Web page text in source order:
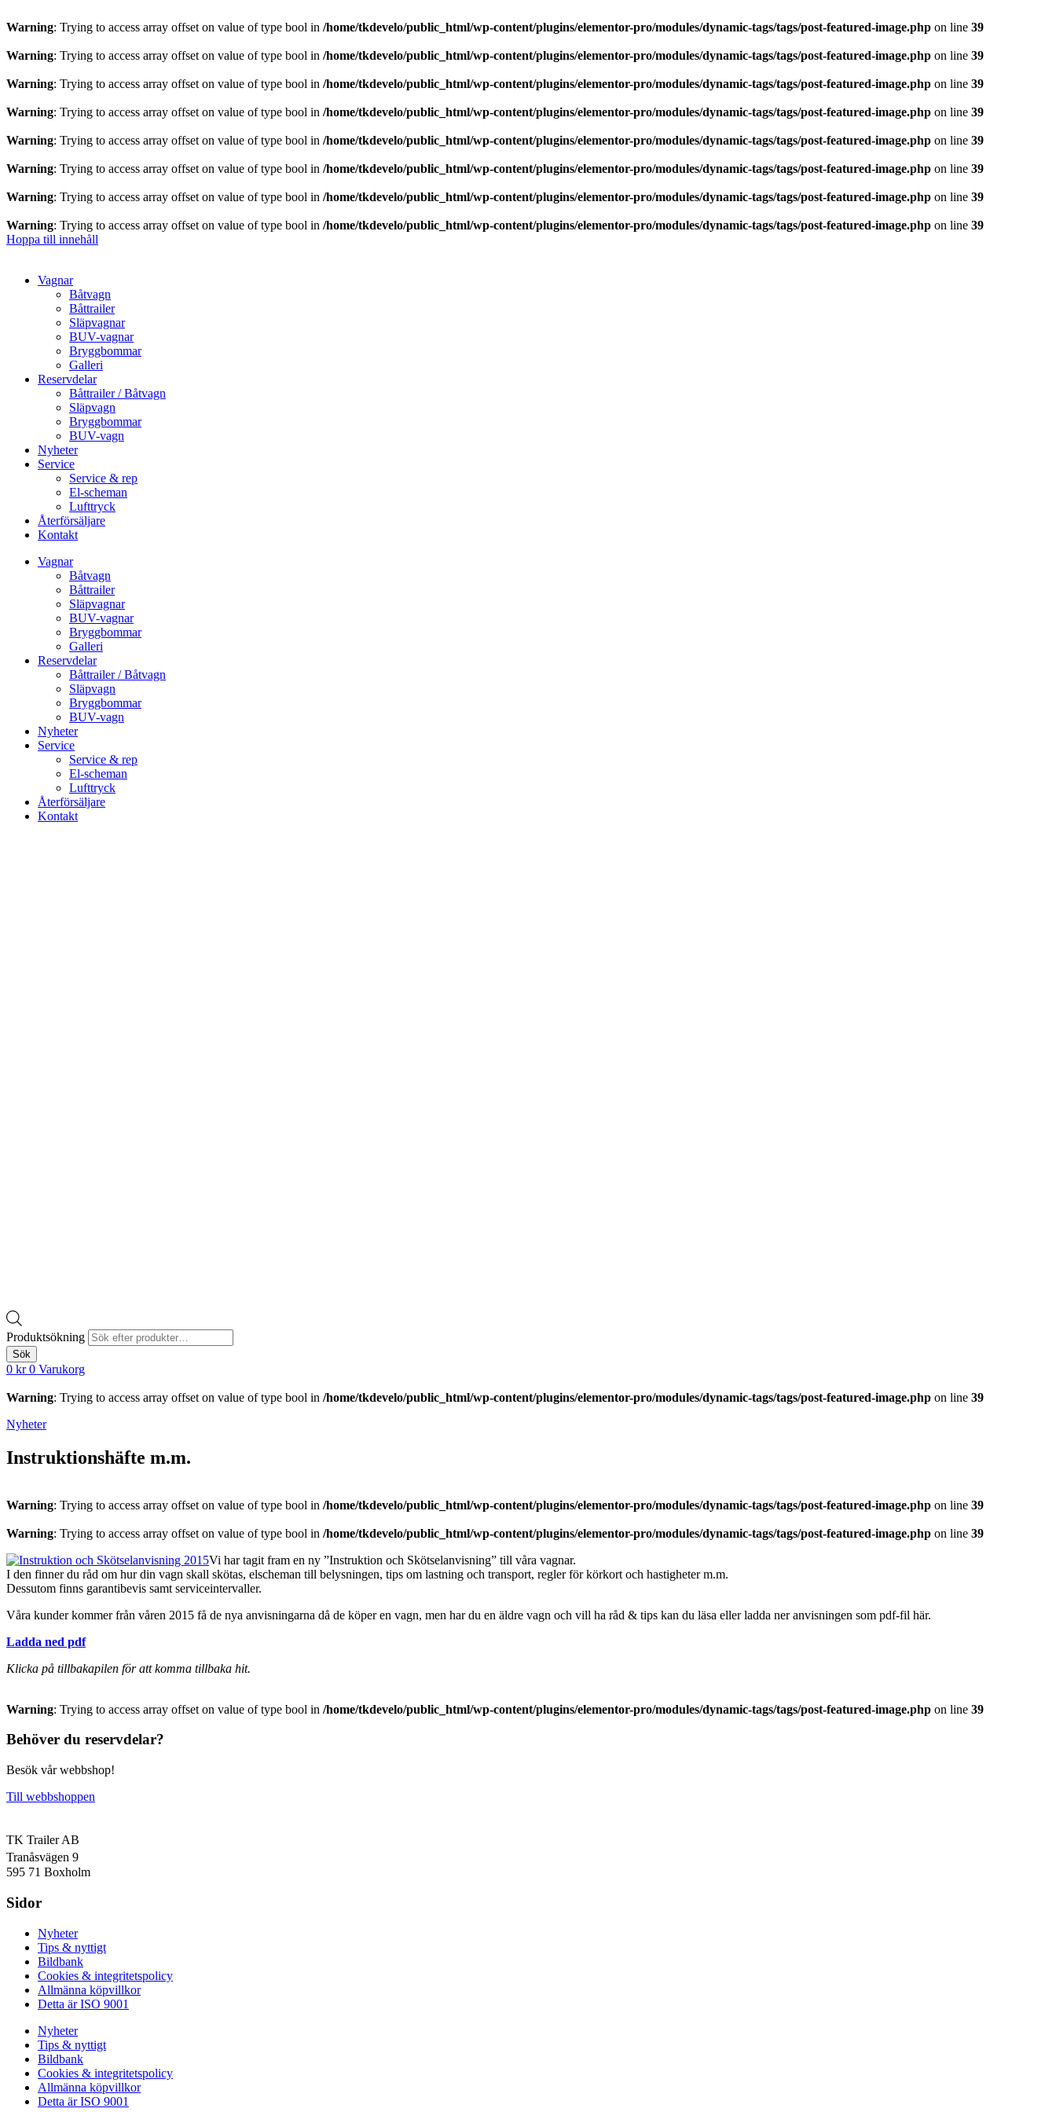
Warning: Trying to access array offset on value of type bool in /home/tkdevelo/public_html/wp-content/plugins/elementor-pro/modules/dynamic-tags/tags/post-featured-image.php on line 39
Warning: Trying to access array offset on value of type bool in /home/tkdevelo/public_html/wp-content/plugins/elementor-pro/modules/dynamic-tags/tags/post-featured-image.php on line 39
Warning: Trying to access array offset on value of type bool in /home/tkdevelo/public_html/wp-content/plugins/elementor-pro/modules/dynamic-tags/tags/post-featured-image.php on line 39
Warning: Trying to access array offset on value of type bool in /home/tkdevelo/public_html/wp-content/plugins/elementor-pro/modules/dynamic-tags/tags/post-featured-image.php on line 39
Warning: Trying to access array offset on value of type bool in /home/tkdevelo/public_html/wp-content/plugins/elementor-pro/modules/dynamic-tags/tags/post-featured-image.php on line 39
Warning: Trying to access array offset on value of type bool in /home/tkdevelo/public_html/wp-content/plugins/elementor-pro/modules/dynamic-tags/tags/post-featured-image.php on line 39
Warning: Trying to access array offset on value of type bool in /home/tkdevelo/public_html/wp-content/plugins/elementor-pro/modules/dynamic-tags/tags/post-featured-image.php on line 39
Warning: Trying to access array offset on value of type bool in /home/tkdevelo/public_html/wp-content/plugins/elementor-pro/modules/dynamic-tags/tags/post-featured-image.php on line 39
Hoppa till innehåll
Vagnar
Båtvagn
Båttrailer
Släpvagnar
BUV-vagnar
Bryggbommar
Galleri
Reservdelar
Båttrailer / Båtvagn
Släpvagn
Bryggbommar
BUV-vagn
Nyheter
Service
Service & rep
El-scheman
Lufttryck
Återförsäljare
Kontakt
Vagnar
Båtvagn
Båttrailer
Släpvagnar
BUV-vagnar
Bryggbommar
Galleri
Reservdelar
Båttrailer / Båtvagn
Släpvagn
Bryggbommar
BUV-vagn
Nyheter
Service
Service & rep
El-scheman
Lufttryck
Återförsäljare
Kontakt
Produktsökning
Sök
0 kr 0 Varukorg
Warning: Trying to access array offset on value of type bool in /home/tkdevelo/public_html/wp-content/plugins/elementor-pro/modules/dynamic-tags/tags/post-featured-image.php on line 39
Nyheter
Instruktionshäfte m.m.
Warning: Trying to access array offset on value of type bool in /home/tkdevelo/public_html/wp-content/plugins/elementor-pro/modules/dynamic-tags/tags/post-featured-image.php on line 39
Warning: Trying to access array offset on value of type bool in /home/tkdevelo/public_html/wp-content/plugins/elementor-pro/modules/dynamic-tags/tags/post-featured-image.php on line 39
Vi har tagit fram en ny ”Instruktion och Skötselanvisning” till våra vagnar.
I den finner du råd om hur din vagn skall skötas, elscheman till belysningen, tips om lastning och transport, regler för körkort och hastigheter m.m.
Dessutom finns garantibevis samt serviceintervaller.
Våra kunder kommer från våren 2015 få de nya anvisningarna då de köper en vagn, men har du en äldre vagn och vill ha råd & tips kan du läsa eller ladda ner anvisningen som pdf-fil här.
Ladda ned pdf
Klicka på tillbakapilen för att komma tillbaka hit.
Warning: Trying to access array offset on value of type bool in /home/tkdevelo/public_html/wp-content/plugins/elementor-pro/modules/dynamic-tags/tags/post-featured-image.php on line 39
Behöver du reservdelar?
Besök vår webbshop!
Till webbshoppen
TK Trailer AB
Tranåsvägen 9
595 71 Boxholm
Sidor
Nyheter
Tips & nyttigt
Bildbank
Cookies & integritetspolicy
Allmänna köpvillkor
Detta är ISO 9001
Nyheter
Tips & nyttigt
Bildbank
Cookies & integritetspolicy
Allmänna köpvillkor
Detta är ISO 9001